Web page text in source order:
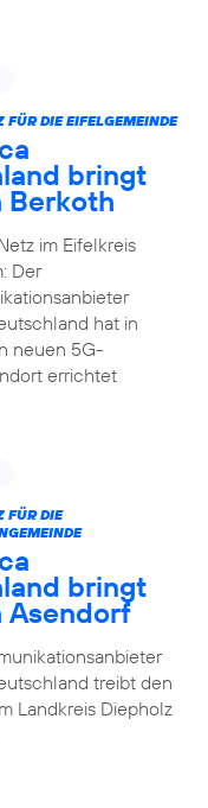
FÜR DIE EIFELGEMEINDE
bringt
Berkoth
im Eifelkreis
Der
hat in
neuen 5G-
errichtet
FÜR DIE
bringt
Asendorf
treibt den
Landkreis Diepholz